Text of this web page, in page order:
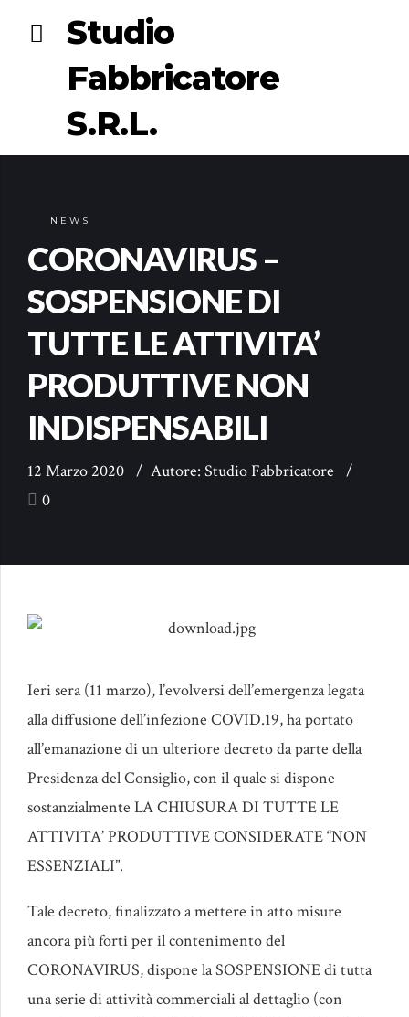
Studio
Fabbricatore
S.R.L.
NEWS
CORONAVIRUS –
SOSPENSIONE DI
TUTTE LE ATTIVITA’
PRODUTTIVE NON
INDISPENSABILI
12 Marzo 2020
Autore: Studio Fabbricatore
0
Ieri sera (11 marzo), l’evolversi dell’emergenza legata
alla diffusione dell’infezione COVID.19, ha portato
all’emanazione di un ulteriore decreto da parte della
Presidenza del Consiglio, con il quale si dispone
sostanzialmente LA CHIUSURA DI TUTTE LE
ATTIVITA’ PRODUTTIVE CONSIDERATE “NON
ESSENZIALI”.
Tale decreto, finalizzato a mettere in atto misure
ancora più forti per il contenimento del
CORONAVIRUS, dispone la SOSPENSIONE di tutta
una serie di attività commerciali al dettaglio (con